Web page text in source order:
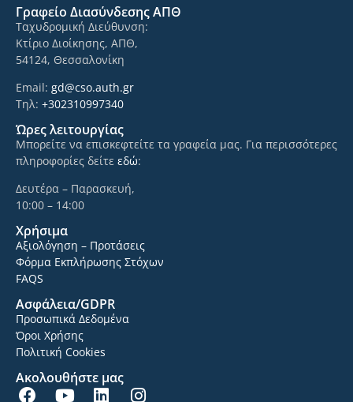
Γραφείο Διασύνδεσης ΑΠΘ
Ταχυδρομική Διεύθυνση:
Κτίριο Διοίκησης, ΑΠΘ,
54124, Θεσσαλονίκη
Email: gd@cso.auth.gr
Τηλ: +302310997340
Ώρες λειτουργίας
Μπορείτε να επισκεφτείτε τα γραφεία μας. Για περισσότερες
πληροφορίες δείτε εδώ:
Δευτέρα – Παρασκευή,
10:00 – 14:00
Χρήσιμα
Αξιολόγηση – Προτάσεις
Φόρμα Εκπλήρωσης Στόχων
FAQS
Ασφάλεια/GDPR
Προσωπικά Δεδομένα
Όροι Χρήσης
Πολιτική Cookies
Ακολουθήστε μας